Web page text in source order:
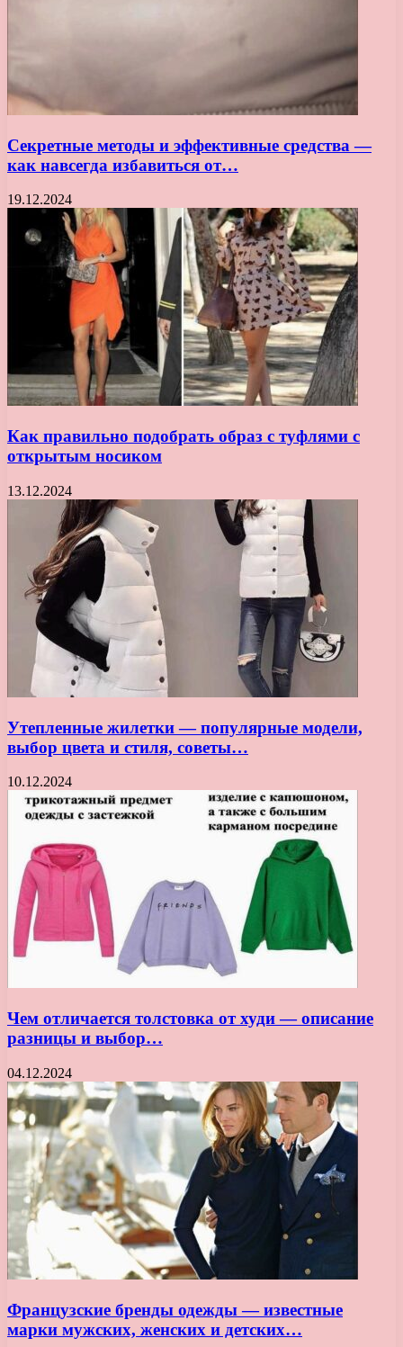
Секретные методы и эффективные средства —
как навсегда избавиться от…
19.12.2024
Как правильно подобрать образ с туфлями с
открытым носиком
13.12.2024
Утепленные жилетки — популярные модели,
выбор цвета и стиля, советы…
10.12.2024
Чем отличается толстовка от худи — описание
разницы и выбор…
04.12.2024
Французские бренды одежды — известные
марки мужских, женских и детских…